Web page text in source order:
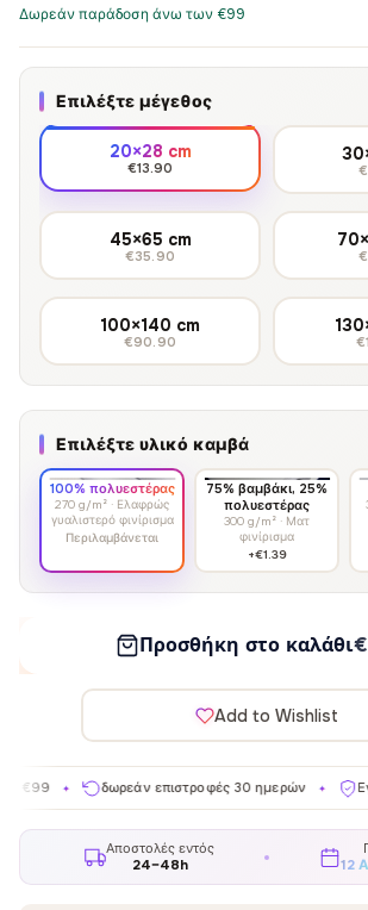
Δωρεάν παράδοση άνω των €99
Επιλέξτε μέγεθος
20×28 cm
€13.90
45×65 cm
€35.90
100×140 cm
€90.90
Επιλέξτε υλικό καμβά
100% πολυεστέρας
270 g/m² · Ελαφρώς
γυαλιστερό φινίρισμα
Περιλαμβάνεται
75% βαμβάκι, 25%
πολυεστέρας
300 g/m² · Ματ
φινίρισμα
+€1.39
Προσθήκη στο καλάθι
Add to Wishlist
δωρεάν επιστροφές 30 ημερών ✦ Εγγυημένη
Αποστολές εντός
24–48h 12